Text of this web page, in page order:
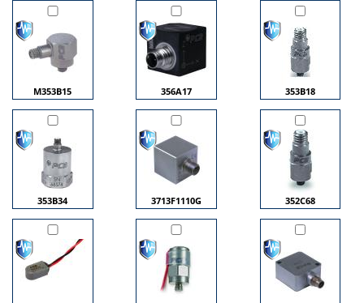
M353B15 356A17 353B18
353B34 3713F1110G 352C68